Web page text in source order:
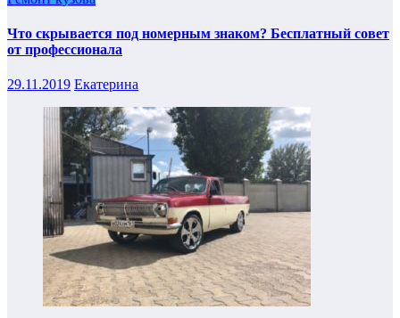
Что скрывается под номерным знаком? Бесплатный совет
от профессионала
29.11.2019 Екатерина